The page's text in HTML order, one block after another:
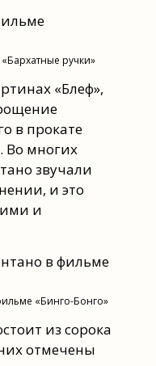
ручки»
«Блеф»,
в прокате
Во многих
звучали
и это
и
«Бинго-Бонго»
из сорока
отмечены